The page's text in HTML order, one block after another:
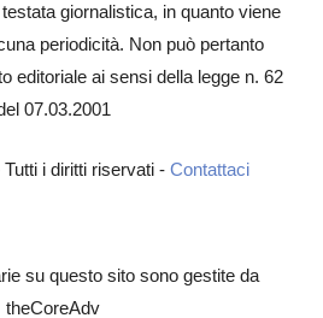
giornalistica, in quanto viene
periodicità. Non può pertanto
editoriale ai sensi della legge n. 62
07.03.2001
i diritti riservati - Contattaci
su questo sito sono gestite da
theCoreAdv